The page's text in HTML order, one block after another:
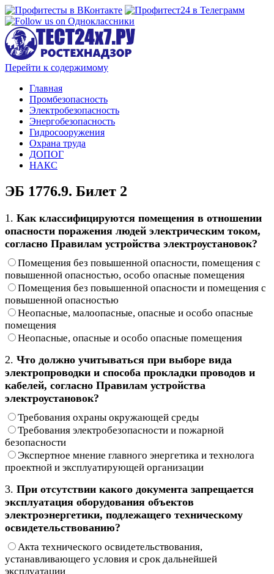
Перейти к содержимому
Главная
Промбезопасность
Электробезопасность
Энергобезопасность
Гидросооружения
Охрана труда
ДОПОГ
НАКС
ЭБ 1776.9. Билет 2
1. Как классифицируются помещения в отношении
опасности поражения людей электрическим током,
согласно Правилам устройства электроустановок?
Помещения без повышенной опасности, помещения с
повышенной опасностью, особо опасные помещения
Помещения без повышенной опасности и помещения с
повышенной опасностью
Неопасные, малоопасные, опасные и особо опасные
помещения
Неопасные, опасные и особо опасные помещения
2. Что должно учитываться при выборе вида
электропроводки и способа прокладки проводов и
кабелей, согласно Правилам устройства
электроустановок?
Требования охраны окружающей среды
Требования электробезопасности и пожарной
безопасности
Экспертное мнение главного энергетика и технолога
проектной и эксплуатирующей организации
3. При отсутствии какого документа запрещается
эксплуатация оборудования объектов
электроэнергетики, подлежащего техническому
освидетельствованию?
Акта технического освидетельствования,
устанавливающего условия и срок дальнейшей
эксплуатации